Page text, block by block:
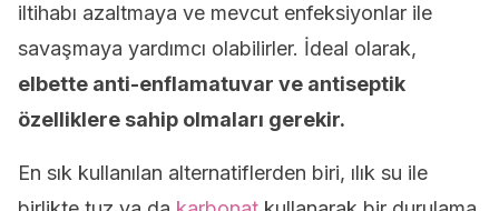
iltihabı azaltmaya ve mevcut enfeksiyonlar ile
savaşmaya yardımcı olabilirler. İdeal olarak,
elbette anti-enflamatuvar ve antiseptik
özelliklere sahip olmaları gerekir.
En sık kullanılan alternatiflerden biri, ılık su ile